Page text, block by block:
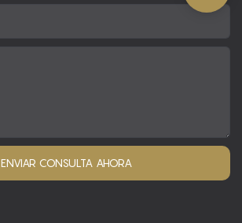
ENVIAR CONSULTA AHORA